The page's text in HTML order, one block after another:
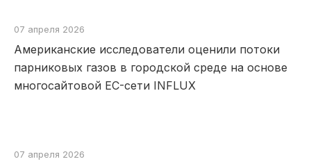
07 апреля 2026
Американские исследователи оценили потоки
парниковых газов в городской среде на основе
многосайтовой EC-сети INFLUX
07 апреля 2026